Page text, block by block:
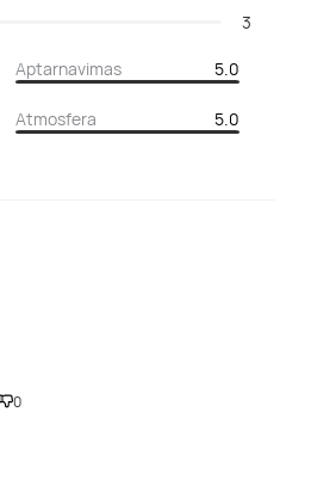
3
Aptarnavimas 5.0
Atmosfera 5.0
0